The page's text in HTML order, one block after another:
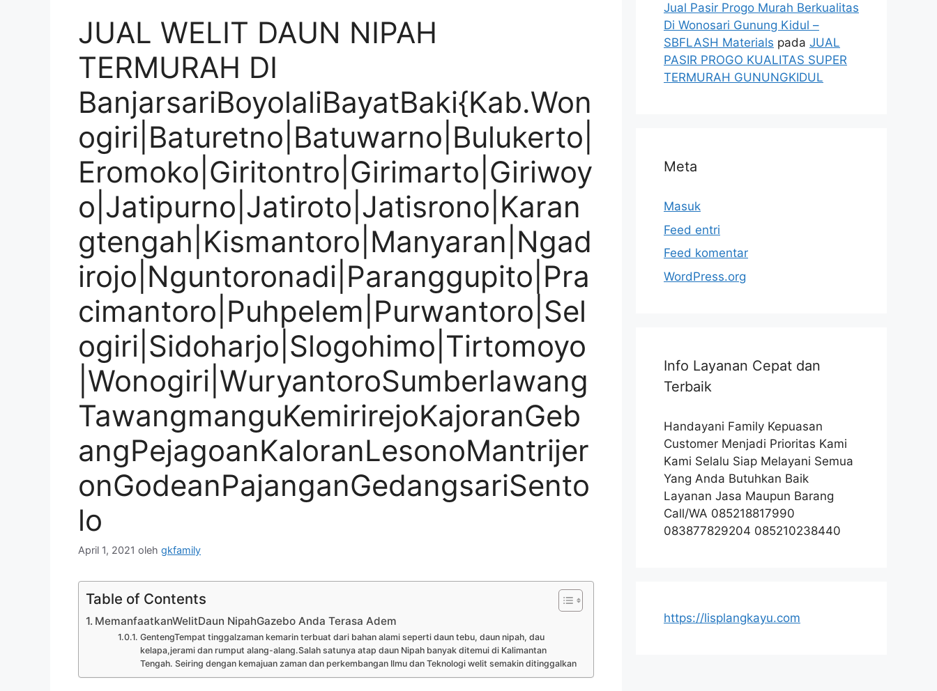
JUAL WELIT DAUN NIPAH
TERMURAH DI
BanjarsariBoyolaliBayatBaki{Kab.Won
ogiri|Baturetno|Batuwarno|Bulukerto|
Eromoko|Giritontro|Girimarto|Giriwoy
o|Jatipurno|Jatiroto|Jatisrono|Karan
gtengah|Kismantoro|Manyaran|Ngad
irojo|Nguntoronadi|Paranggupito|Pra
cimantoro|Puhpelem|Purwantoro|Sel
ogiri|Sidoharjo|Slogohimo|Tirtomoyo
|Wonogiri|WuryantoroSumberlawang
TawangmanguKemirirejoKajoranGeb
angPejagoanKaloranLesonoMantrijer
onGodeanPajanganGedangsariSento
lo
April 1, 2021 oleh gkfamily
Table of Contents
MemanfaatkanWelitDaun NipahGazebo Anda Terasa Adem
GentengTempat tinggalzaman kemarin terbuat dari bahan alami seperti daun tebu, daun nipah, dau
kelapa,jerami dan rumput alang-alang.Salah satunya atap daun Nipah banyak ditemui di Kalimantan
Tengah. Seiring dengan kemajuan zaman dan perkembangan Ilmu dan Teknologi welit semakin ditinggalkan
Jual Pasir Progo Murah Berkualitas
Di Wonosari Gunung Kidul –
SBFLASH Materials pada JUAL
PASIR PROGO KUALITAS SUPER
TERMURAH GUNUNGKIDUL
Meta
Masuk
Feed entri
Feed komentar
WordPress.org
Info Layanan Cepat dan
Terbaik
Handayani Family Kepuasan
Customer Menjadi Prioritas Kami
Kami Selalu Siap Melayani Semua
Yang Anda Butuhkan Baik
Layanan Jasa Maupun Barang
Call/WA 085218817990
083877829204 085210238440
https://lisplangkayu.com